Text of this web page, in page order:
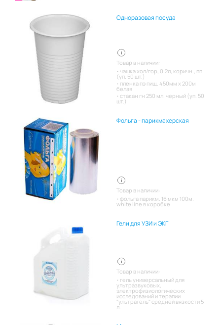
Одноразовая посуда
Товар в наличии:
чашка хол/гор, 0.2л, коричн., пп
(уп. 50 шт.)
пленка пэ пищ. 450мм х 200м
белая
стакан гн 250 мл. черный (уп. 50
шт.)
Фольга - парикмахерская
Товар в наличии:
фольга парикм. 16 мкм 100м.
white line в коробке
Гели для УЗИ и ЭКГ
Товар в наличии:
гель универсальный для
ультразвуковых,
электрофизиологических
исследований и терапии
"ультрагель" средней вязкости 5
л.